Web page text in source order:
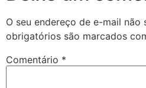
O seu endereço de e-mail não
obrigatórios são marcados
Comentário *